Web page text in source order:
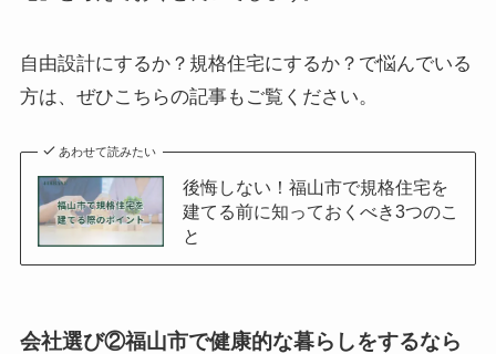
自由設計にするか？規格住宅にするか？で悩んでいる
方は、ぜひこちらの記事もご覧ください。
あわせて読みたい
後悔しない！福山市で規格住宅を
建てる前に知っておくべき3つのこ
と
会社選び②福山市で健康的な暮らしをするなら